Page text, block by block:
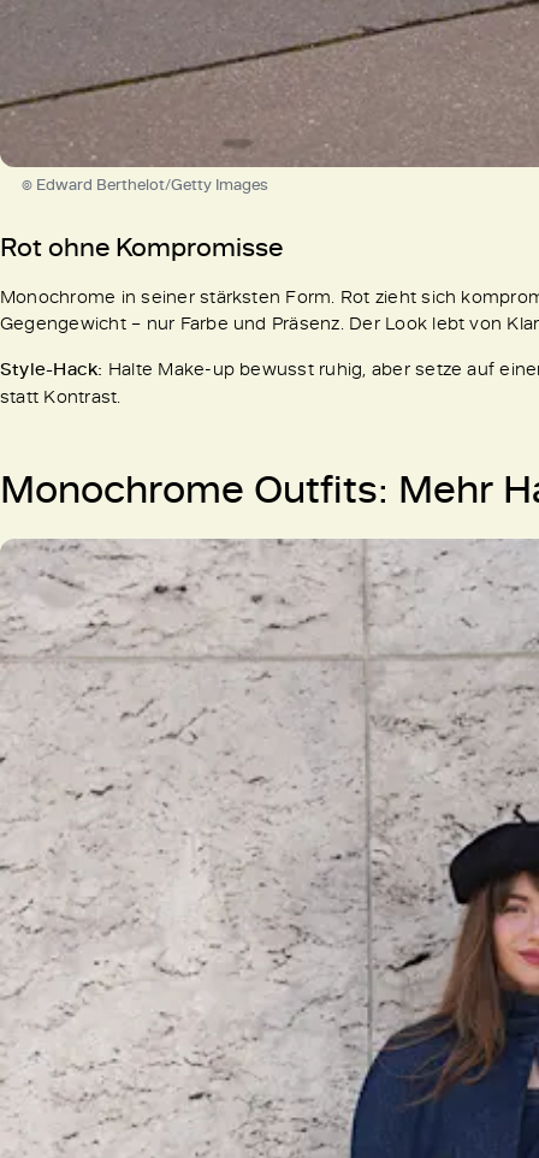
© Edward Berthelot/Getty Images
Rot ohne Kompromisse
Monochrome in seiner stärksten Form. Rot zieht sich
Gegengewicht – nur Farbe und Präsenz. Der Look lebt von
Style-Hack: Halte Make-up bewusst ruhig, aber setze auf
statt Kontrast.
Monochrome Outfits: Mehr